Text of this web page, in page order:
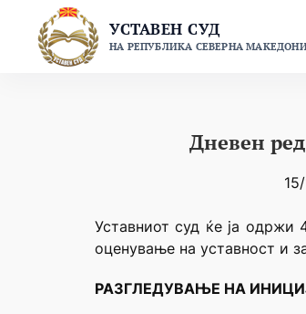
content
УСТАВЕН СУД
НА РЕПУБЛИКА СЕВЕРНА
Дневен
Уставниот суд ќе ја одржи
оценување на уставност и
РАЗГЛЕДУВАЊЕ НА